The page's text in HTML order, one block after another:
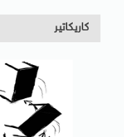
كاريكاتير